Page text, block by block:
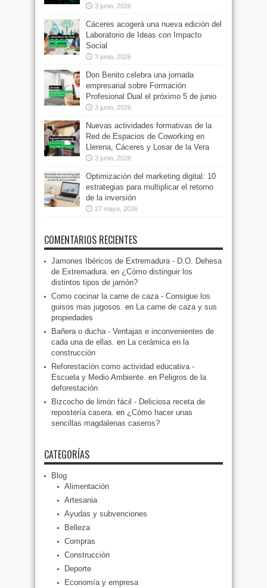
3 junio, 2026
Cáceres acogerá una nueva edición del
Laboratorio de Ideas con Impacto
Social
3 junio, 2026
Don Benito celebra una jornada
empresarial sobre Formación
Profesional Dual el próximo 5 de junio
3 junio, 2026
Nuevas actividades formativas de la
Red de Espacios de Coworking en
Llerena, Cáceres y Losar de la Vera
3 junio, 2026
Optimización del marketing digital: 10
estrategias para multiplicar el retorno
de la inversión
27 mayo, 2026
COMENTARIOS RECIENTES
Jamones Ibéricos de Extremadura - D.O. Dehesa
de Extremadura. en ¿Cómo distinguir los
distintos tipos de jamón?
Como cocinar la carne de caza - Consigue los
guisos mas jugosos. en La carne de caza y sus
propiedades
Bañera o ducha - Ventajas e inconvenientes de
cada una de ellas. en La cerámica en la
construcción
Reforestación como actividad educativa -
Escuela y Medio Ambiente. en Peligros de la
deforestación
Bizcocho de limón fácil - Deliciosa receta de
repostería casera. en ¿Cómo hacer unas
sencillas magdalenas caseros?
CATEGORÍAS
Blog
Alimentación
Artesania
Ayudas y subvenciones
Belleza
Compras
Construcción
Deporte
Economía y empresa